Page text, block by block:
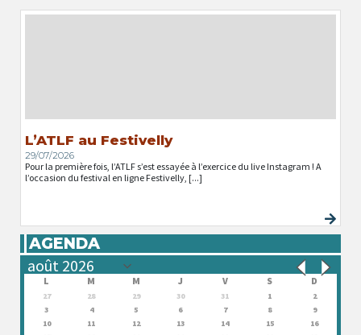
L’ATLF au Festivelly
29/07/2026
Pour la première fois, l’ATLF s’est essayée à l’exercice du live Instagram ! A
l’occasion du festival en ligne Festivelly, [...]
AGENDA
L M M J V S D
27 28 29 30 31 1
2
3
4 5 6 7 8
9
10
11 12 13 14 15
16